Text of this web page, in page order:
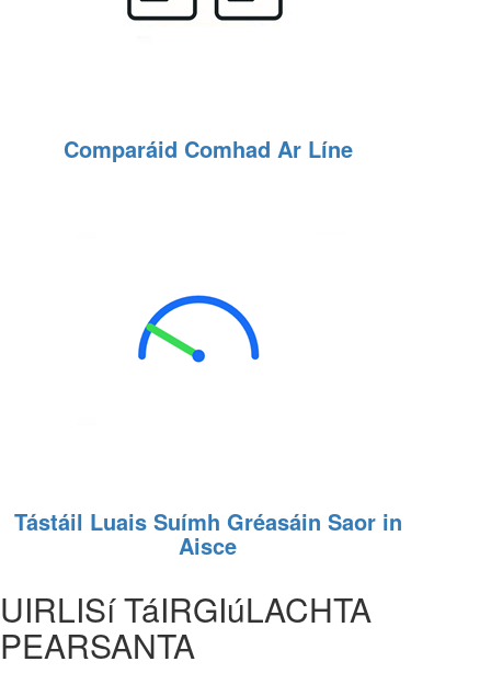
Comparáid Comhad Ar Líne
Tástáil Luais Suímh Gréasáin Saor in
Aisce
UIRLISí TáIRGIúLACHTA
PEARSANTA